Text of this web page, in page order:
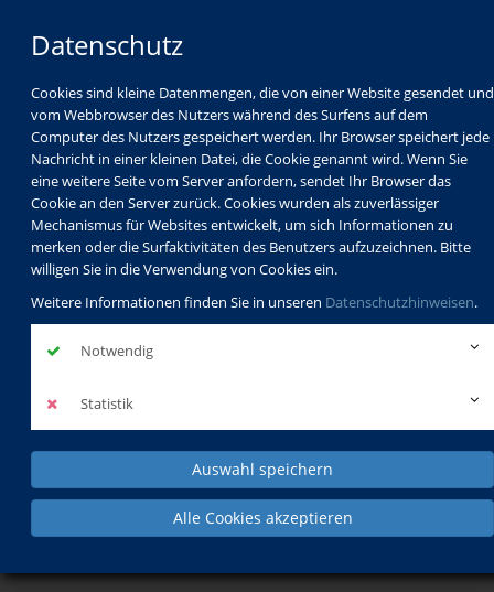
Datenschutz
Cookies sind kleine Datenmengen, die von einer Website gesendet und
vom Webbrowser des Nutzers während des Surfens auf dem
Computer des Nutzers gespeichert werden. Ihr Browser speichert jede
Nachricht in einer kleinen Datei, die Cookie genannt wird. Wenn Sie
eine weitere Seite vom Server anfordern, sendet Ihr Browser das
Cookie an den Server zurück. Cookies wurden als zuverlässiger
Mechanismus für Websites entwickelt, um sich Informationen zu
merken oder die Surfaktivitäten des Benutzers aufzuzeichnen. Bitte
willigen Sie in die Verwendung von Cookies ein.
Weitere Informationen finden Sie in unseren Datenschutzhinweisen.
Notwendig
Statistik
Auswahl speichern
Alle Cookies akzeptieren
Programm
Schulabschlüsse
Schulkindbetreuung
Service